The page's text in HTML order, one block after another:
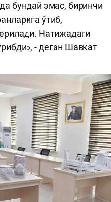
бундай эмас, биринчи
ўтиб,
Натижадаги
- деган Шавкат